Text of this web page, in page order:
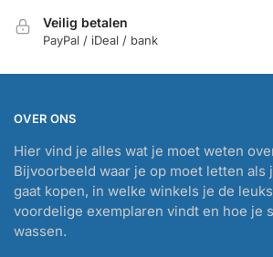
Veilig betalen
PayPal / iDeal / bank
OVER ONS
Hier vind je alles wat je moet weten
Bijvoorbeeld waar je op moet letten als
gaat kopen, in welke winkels je de
voordelige exemplaren vindt en hoe je
wassen.